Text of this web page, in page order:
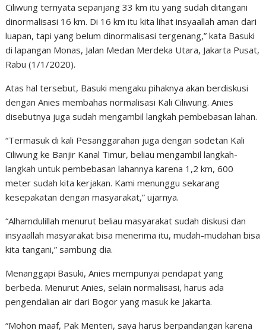
Ciliwung ternyata sepanjang 33 km itu yang sudah ditangani
dinormalisasi 16 km. Di 16 km itu kita lihat insyaallah aman dari
luapan, tapi yang belum dinormalisasi tergenang,” kata Basuki
di lapangan Monas, Jalan Medan Merdeka Utara, Jakarta Pusat,
Rabu (1/1/2020).
Atas hal tersebut, Basuki mengaku pihaknya akan berdiskusi
dengan Anies membahas normalisasi Kali Ciliwung. Anies
disebutnya juga sudah mengambil langkah pembebasan lahan.
“Termasuk di kali Pesanggarahan juga dengan sodetan Kali
Ciliwung ke Banjir Kanal Timur, beliau mengambil langkah-
langkah untuk pembebasan lahannya karena 1,2 km, 600
meter sudah kita kerjakan. Kami menunggu sekarang
kesepakatan dengan masyarakat,” ujarnya.
“Alhamdulillah menurut beliau masyarakat sudah diskusi dan
insyaallah masyarakat bisa menerima itu, mudah-mudahan bisa
kita tangani,” sambung dia.
Menanggapi Basuki, Anies mempunyai pendapat yang
berbeda. Menurut Anies, selain normalisasi, harus ada
pengendalian air dari Bogor yang masuk ke Jakarta.
“Mohon maaf, Pak Menteri, saya harus berpandangan karena